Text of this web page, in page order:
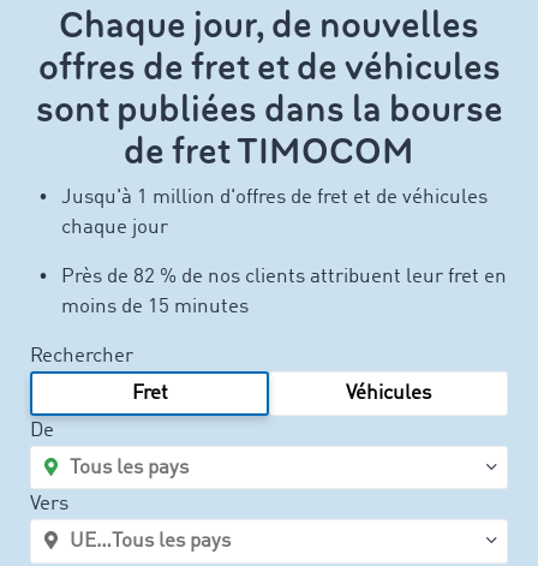
Chaque jour, de nouvelles
offres de fret et de véhicules
sont publiées dans la bourse
de fret TIMOCOM
Jusqu'à 1 million d'offres de fret et de véhicules
chaque jour
Près de 82 % de nos clients attribuent leur fret en
moins de 15 minutes
Rechercher
Fret
Véhicules
De
Vers